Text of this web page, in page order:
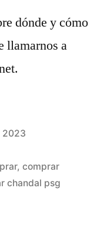
dónde y cómo
llamarnos a
2023
, comprar
chandal psg